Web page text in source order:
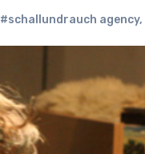
#schallundrauch agency,